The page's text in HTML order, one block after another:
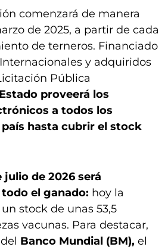
comenzará de manera
de 2025, a partir de cada
de terneros. Financiado
y adquiridos
Pública
proveerá los
a todos los
hasta cubrir el stock
julio de 2026 será
el ganado: hoy la
stock de unas 53,5
vacunas. Para destacar,
Banco Mundial (BM), el